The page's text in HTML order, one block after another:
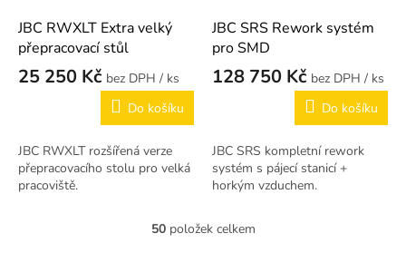
JBC RWXLT Extra velký
přepracovací stůl
25 250 Kč
/ ks
Do košíku
JBC RWXLT rozšířená verze
přepracovacího stolu pro velká
pracoviště.
JBC SRS Rework systém
pro SMD
128 750 Kč
/ ks
Do košíku
JBC SRS kompletní rework
systém s pájecí stanicí +
horkým vzduchem.
O
50položek celkem